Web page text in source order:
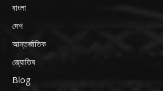
বাংলা
দেশ
আন্তর্জাতিক
জ্যোতিষ
Blog